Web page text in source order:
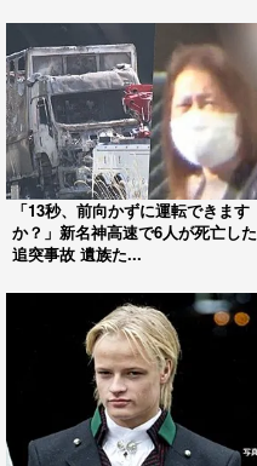
「13秒、前向かずに運転できます
か？」新名神高速で6人が死亡した
追突事故 遺族た...